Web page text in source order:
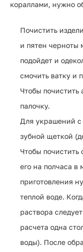
кораллами, нужно
Почистить
и пятен черноты
подойдет и
смочить ватку и
Чтобы почистить
палочку.
Для украшений с
зубной щеткой
Чтобы почистить
его на полчаса в
приготовления
теплой воде.
раствора
расчета одна
воды). После